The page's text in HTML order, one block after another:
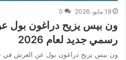
19 مايو، 2026 0
ون بيس يزيح دراغون بول
رسمي جديد لعام 2026